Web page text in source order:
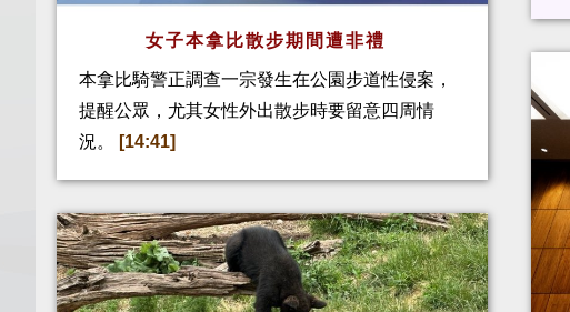
女子本拿比散步期間遭非禮
本拿比騎警正調查一宗發生在公園步道性侵案，
提醒公眾，尤其女性外出散步時要留意四周情
況。
[14:41]